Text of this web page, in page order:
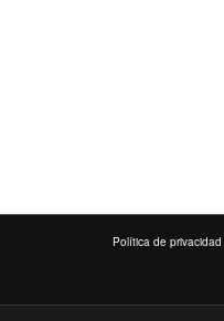
Política de privacidad